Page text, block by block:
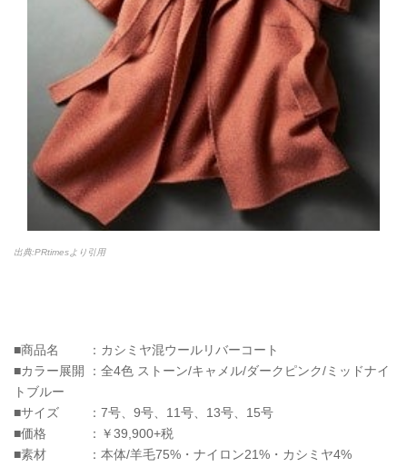
出典:PRtimesより引用
■商品名 ：カシミヤ混ウールリバーコート
■カラー展開 ：全4色 ストーン/キャメル/ダークピンク/ミッドナイ
トブルー
■サイズ ：7号、9号、11号、13号、15号
■価格 ：￥39,900+税
■素材 ：本体/羊毛75%・ナイロン21%・カシミヤ4%